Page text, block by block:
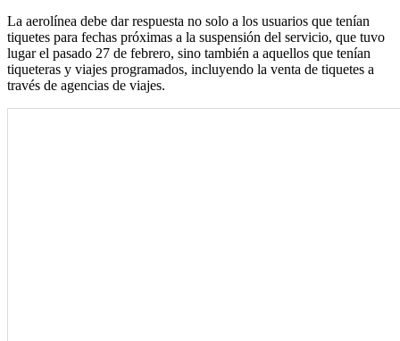
La aerolínea debe dar respuesta no solo a los usuarios que tenían
tiquetes para fechas próximas a la suspensión del servicio, que tuvo
lugar el pasado 27 de febrero, sino también a aquellos que tenían
tiqueteras y viajes programados, incluyendo la venta de tiquetes a
través de agencias de viajes.